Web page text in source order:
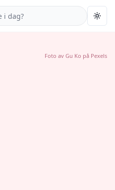
Foto av Gu Ko på Pexels